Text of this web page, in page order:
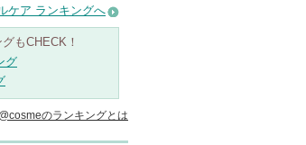
ケア ランキングへ
もCHECK！
グ
@cosmeのランキングとは